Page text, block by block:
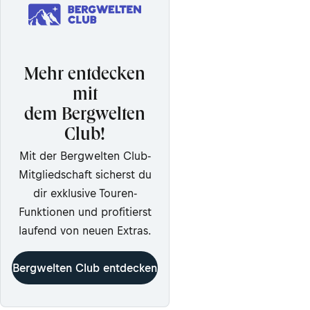
Mehr entdecken
mit
dem Bergwelten
Club!
Mit der Bergwelten Club-
Mitgliedschaft sicherst du
dir exklusive Touren-
Funktionen und profitierst
laufend von neuen Extras.
Bergwelten Club entdecken